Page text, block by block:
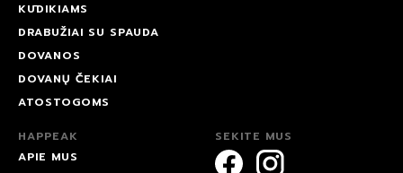
KŪDIKIAMS
DRABUŽIAI SU SPAUDA
DOVANOS
DOVANŲ ČEKIAI
ATOSTOGOMS
HAPPEAK
APIE MUS
SEKITE MUS